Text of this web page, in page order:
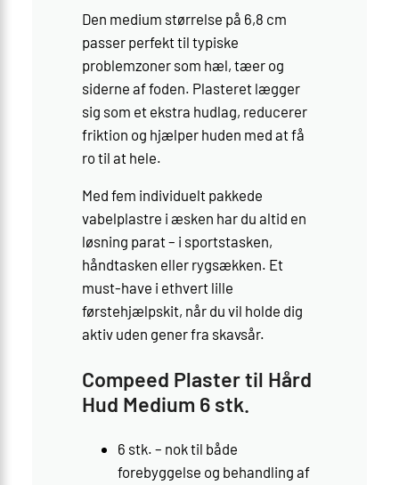
Den medium størrelse på 6,8 cm
passer perfekt til typiske
problemzoner som hæl, tæer og
siderne af foden. Plasteret lægger
sig som et ekstra hudlag, reducerer
friktion og hjælper huden med at få
ro til at hele.
Med fem individuelt pakkede
vabelplastre i æsken har du altid en
løsning parat – i sportstasken,
håndtasken eller rygsækken. Et
must-have i ethvert lille
førstehjælpskit, når du vil holde dig
aktiv uden gener fra skavsår.
Compeed Plaster til Hård
Hud Medium 6 stk.
6 stk. – nok til både
forebyggelse og behandling af